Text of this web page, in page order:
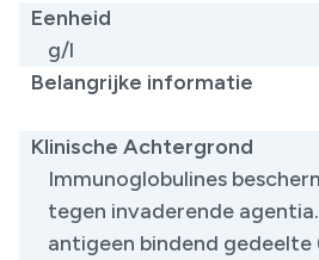
Eenheid
g/l
Belangrijke informatie
Klinische Achtergrond
Immunoglobulines
tegen invaderende
antigeen bindend